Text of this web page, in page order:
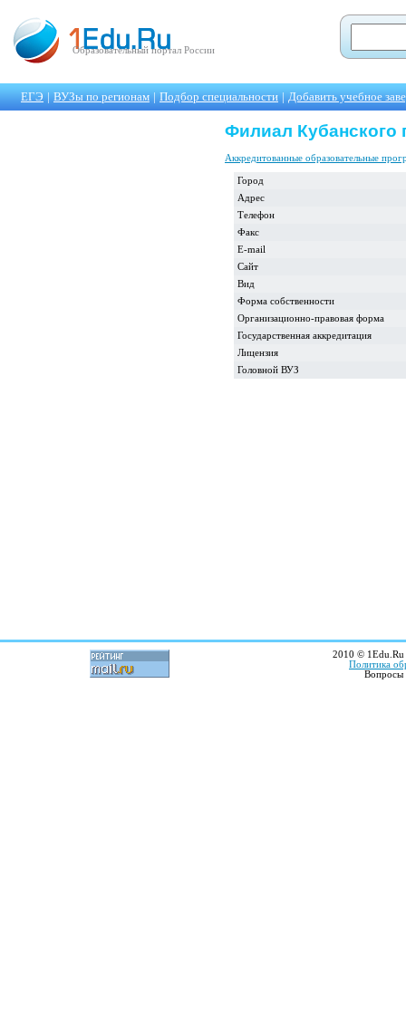
Образовательный портал России
ЕГЭ | ВУЗы по регионам | Подбор специальности | Добавить учебное
Филиал Кубанского
Аккредитованные образовательные
Город
Адрес
Телефон
Факс
E-mail
Сайт
Вид
Форма собственности
Организационно-правовая форма
Государственная аккредитация
Лицензия
Головной ВУЗ
2010 © 1Edu.Ru
Политика
Вопросы